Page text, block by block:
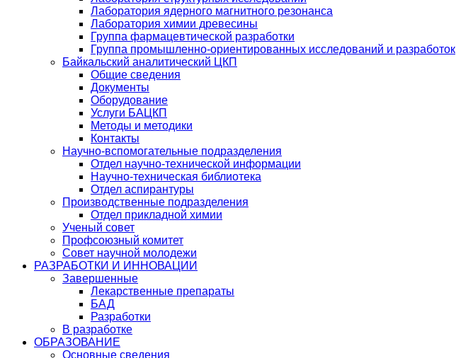
Лаборатория ядерного магнитного резонанса
Лаборатория химии древесины
Группа фармацевтической разработки
Группа промышленно-ориентированных исследований и разработок
Байкальский аналитический ЦКП
Общие сведения
Документы
Оборудование
Услуги БАЦКП
Методы и методики
Контакты
Научно-вспомогательные подразделения
Отдел научно-технической информации
Научно-техническая библиотека
Отдел аспирантуры
Производственные подразделения
Отдел прикладной химии
Ученый совет
Профсоюзный комитет
Совет научной молодежи
РАЗРАБОТКИ И ИННОВАЦИИ
Завершенные
Лекарственные препараты
БАД
Разработки
В разработке
ОБРАЗОВАНИЕ
Основные сведения